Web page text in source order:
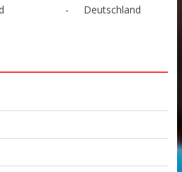
- Deutschland